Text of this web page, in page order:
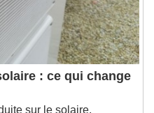
opens subtitles
: ce qui change